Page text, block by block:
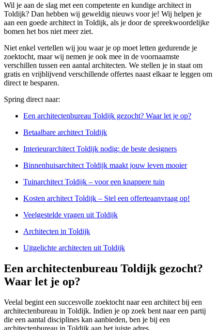
Wil je aan de slag met een competente en kundige architect in
Toldijk? Dan hebben wij geweldig nieuws voor je! Wij helpen je
aan een goede architect in Toldijk, als je door de spreekwoordelijke
bomen het bos niet meer ziet.
Niet enkel vertellen wij jou waar je op moet letten gedurende je
zoektocht, maar wij nemen je ook mee in de voornaamste
verschillen tussen een aantal architecten. We stellen je in staat om
gratis en vrijblijvend verschillende offertes naast elkaar te leggen om
direct te besparen.
Spring direct naar:
Een architectenbureau Toldijk gezocht? Waar let je op?
Betaalbare architect Toldijk
Interieurarchitect Toldijk nodig: de beste designers
Binnenhuisarchitect Toldijk maakt jouw leven mooier
Tuinarchitect Toldijk – voor een knappere tuin
Kosten architect Toldijk – Stel een offerteaanvraag op!
Veelgestelde vragen uit Toldijk
Architecten in Toldijk
Uitgelichte architecten uit Toldijk
Een architectenbureau Toldijk gezocht?
Waar let je op?
Veelal begint een succesvolle zoektocht naar een architect bij een
architectenbureau in Toldijk. Indien je op zoek bent naar een partij
die een aantal disciplines kan aanbieden, ben je bij een
architectenbureau in Toldijk aan het juiste adres.